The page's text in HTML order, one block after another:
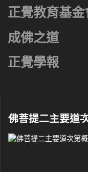
正覺教育基金
成佛之道
正覺學報
佛菩提二主要道